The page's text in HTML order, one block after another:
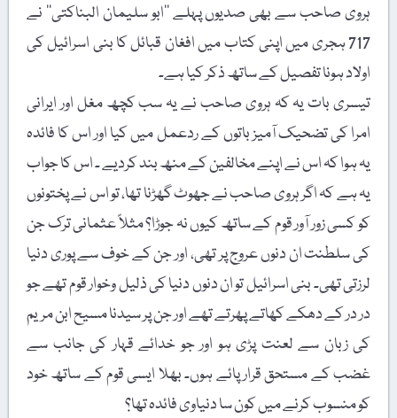
ہروی صاحب سے بھی صدیوں پہلے ’’ابو سلیمان البناکتی‘‘ نے
717 ہجری میں اپنی کتاب میں افغان قبائل کا بنی اسرائیل کی
اولاد ہونا تفصیل کے ساتھ ذکر کیا ہے۔
تیسری بات یہ کہ ہروی صاحب نے یہ سب کچھ مغل اور ایرانی
امرا کی تضحیک آمیز باتوں کے ردعمل میں کیا اور اس کا فائدہ
یہ ہوا کہ اس نے اپنے مخالفین کے منھ بند کردیے ۔ اس کا جواب
یہ ہے کہ اگر ہروی صاحب نے جھوٹ گھڑنا تھا، تو اس نے پختونوں
کو کسی زور آور قوم کے ساتھ کیوں نہ جوڑا؟ مثلاً عثمانی ترک جن
کی سلطنت ان دنوں عروج پر تھی، اور جن کے خوف سے پوری دنیا
لرزتی تھی۔ بنی اسرائیل تو ان دنوں دنیا کی ذلیل وخوار قوم تھے جو
در در کے دھکے کھاتے پھرتے تھے اور جن پر سیدنا مسیح ابن مریم
کی زبان سے لعنت پڑی ہو اور جو خدائے قہار کی جانب سے
غضب کے مستحق قرار پائے ہوں۔ بھلا ایسی قوم کے ساتھ خود
کو منسوب کرنے میں کون سا دنیاوی فائدہ تھا؟